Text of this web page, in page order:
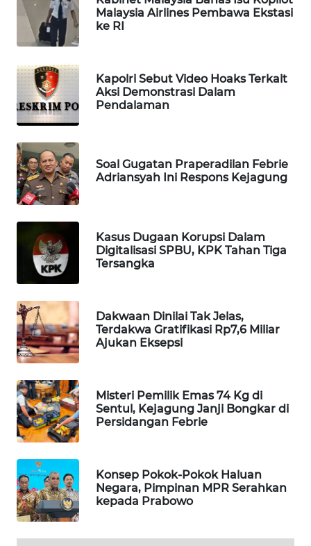
Malaysia Airlines Pembawa Ekstasi
ke RI
Kapolri Sebut Video Hoaks Terkait
Aksi Demonstrasi Dalam
Pendalaman
Soal Gugatan Praperadilan Febrie
Adriansyah Ini Respons Kejagung
Kasus Dugaan Korupsi Dalam
Digitalisasi SPBU, KPK Tahan Tiga
Tersangka
Dakwaan Dinilai Tak Jelas,
Terdakwa Gratifikasi Rp7,6 Miliar
Ajukan Eksepsi
Misteri Pemilik Emas 74 Kg di
Sentul, Kejagung Janji Bongkar di
Persidangan Febrie
Konsep Pokok-Pokok Haluan
Negara, Pimpinan MPR Serahkan
kepada Prabowo
MAWAKA
ID
MARTABAT
NET
PLN
WATCH
MKLI
LKKI
KOPEKLIN
PORTAL
KONSUMEN
ALPERKLINAS
TAMBANG
NEWS
SITUNGIR